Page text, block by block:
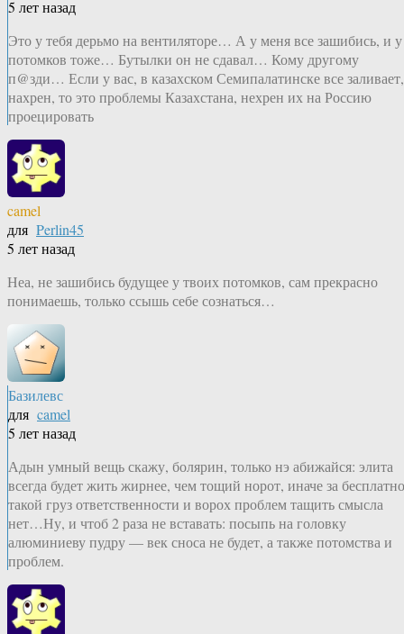
5 лет назад
Это у тебя дерьмо на вентиляторе… А у меня все зашибись, и у
потомков тоже… Бутылки он не сдавал… Кому другому
п@зди… Если у вас, в казахском Семипалатинске все заливает,
нахрен, то это проблемы Казахстана, нехрен их на Россию
проецировать
camel
для Perlin45
5 лет назад
Неа, не зашибись будущее у твоих потомков, сам прекрасно
понимаешь, только ссышь себе сознаться…
Базилевс
для camel
5 лет назад
Адын умный вещь скажу, болярин, только нэ абижайся: элита
всегда будет жить жирнее, чем тощий норот, иначе за бесплатно
такой груз ответственности и ворох проблем тащить смысла
нет…Ну, и чтоб 2 раза не вставать: посыпь на головку
алюминиеву пудру — век сноса не будет, а также потомства и
проблем.